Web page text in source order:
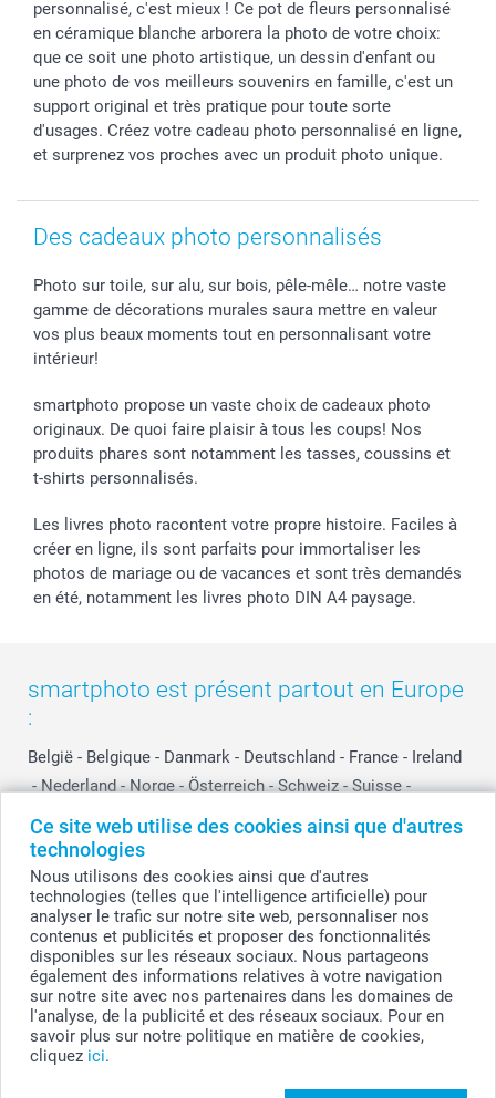
Ce site web utilise des cookies ainsi que d'autres
technologies
Nous utilisons des cookies ainsi que d'autres
technologies (telles que l'intelligence artificielle) pour
analyser le trafic sur notre site web, personnaliser nos
contenus et publicités et proposer des fonctionnalités
disponibles sur les réseaux sociaux. Nous partageons
également des informations relatives à votre navigation
sur notre site avec nos partenaires dans les domaines de
l'analyse, de la publicité et des réseaux sociaux. Pour en
savoir plus sur notre politique en matière de cookies,
cliquez ici.
Personnalisez votre Pot de fleurs Small
Chèque Cadeau
Investor Relations
B2B smartbusiness
Droit de rétractation
Mariage
Fête d'anniversaire
Collection naissance
Tous les évènements
Modes de Paiement
Identifiez-vous
Plan du site
Statut de ma commande
smarfriends
smartgarantie
personnalisé, c'est mieux ! Ce pot de fleurs personnalisé
en céramique blanche arborera la photo de votre choix:
que ce soit une photo artistique, un dessin d'enfant ou
une photo de vos meilleurs souvenirs en famille, c'est un
support original et très pratique pour toute sorte
d'usages. Créez votre cadeau photo personnalisé en ligne,
et surprenez vos proches avec un produit photo unique.
Des cadeaux photo personnalisés
Photo sur toile, sur alu, sur bois, pêle-mêle… notre vaste
gamme de décorations murales saura mettre en valeur
vos plus beaux moments tout en personnalisant votre
intérieur!
smartphoto propose un vaste choix de cadeaux photo
originaux. De quoi faire plaisir à tous les coups! Nos
produits phares sont notamment les tasses, coussins et
t-shirts personnalisés.
Les livres photo racontent votre propre histoire. Faciles à
créer en ligne, ils sont parfaits pour immortaliser les
photos de mariage ou de vacances et sont très demandés
en été, notamment les livres photo DIN A4 paysage.
smartphoto est présent partout en Europe
:
België - Belgique - Danmark - Deutschland - France - Ireland
- Nederland - Norge - Österreich - Schweiz - Suisse -
Switzerland
Suomi Sverige United Kingdom
Other Countries
© smartphoto group. Tous droits réservés
Tous les prix sont en francs suisses (CHF), TVA incluse et hors frais de port.